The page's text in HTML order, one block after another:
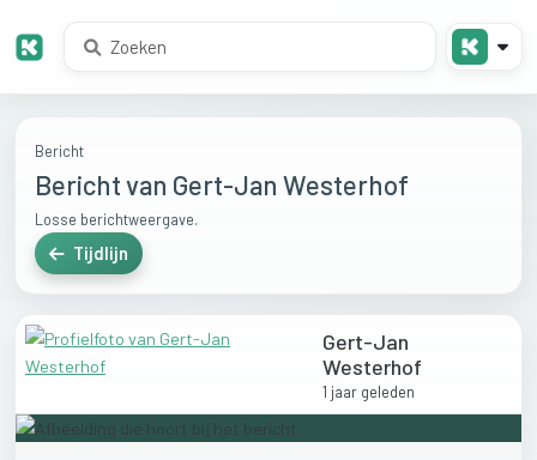
Bericht
Bericht van Gert-Jan Westerhof
Losse berichtweergave.
Tijdlijn
Gert-Jan
Westerhof
1 jaar geleden